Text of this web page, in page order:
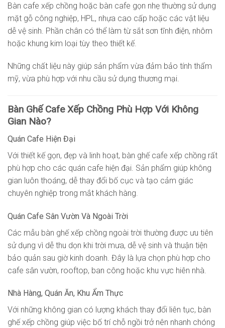
Bàn cafe xếp chồng hoặc bàn cafe gọn nhẹ thường sử dụng
mặt gỗ công nghiệp, HPL, nhựa cao cấp hoặc các vật liệu
dễ vệ sinh. Phần chân có thể làm từ sắt sơn tĩnh điện, nhôm
hoặc khung kim loại tùy theo thiết kế.
Những chất liệu này giúp sản phẩm vừa đảm bảo tính thẩm
mỹ, vừa phù hợp với nhu cầu sử dụng thương mại.
Bàn Ghế Cafe Xếp Chồng Phù Hợp Với Không
Gian Nào?
Quán Cafe Hiện Đại
Với thiết kế gọn, đẹp và linh hoạt, bàn ghế cafe xếp chồng rất
phù hợp cho các quán cafe hiện đại. Sản phẩm giúp không
gian luôn thoáng, dễ thay đổi bố cục và tạo cảm giác
chuyên nghiệp trong mắt khách hàng.
Quán Cafe Sân Vườn Và Ngoài Trời
Các mẫu bàn ghế xếp chồng ngoài trời thường được ưu tiên
sử dụng vì dễ thu dọn khi trời mưa, dễ vệ sinh và thuận tiện
bảo quản sau giờ kinh doanh. Đây là lựa chọn phù hợp cho
cafe sân vườn, rooftop, ban công hoặc khu vực hiên nhà.
Nhà Hàng, Quán Ăn, Khu Ẩm Thực
Với những không gian có lượng khách thay đổi liên tục, bàn
ghế xếp chồng giúp việc bố trí chỗ ngồi trở nên nhanh chóng